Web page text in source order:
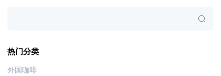
热门分类
外国咖啡